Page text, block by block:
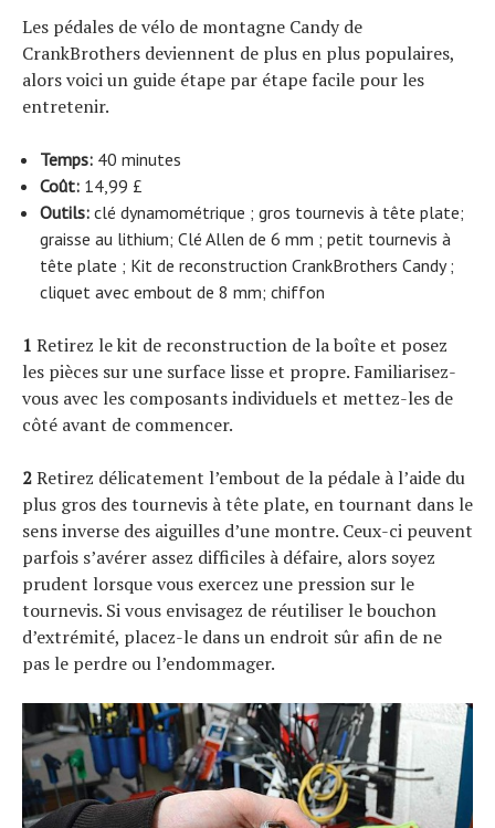
Les pédales de vélo de montagne Candy de
CrankBrothers deviennent de plus en plus populaires,
alors voici un guide étape par étape facile pour les
entretenir.
Temps: 40 minutes
Coût: 14,99 £
Outils: clé dynamométrique ; gros tournevis à tête plate;
graisse au lithium; Clé Allen de 6 mm ; petit tournevis à
tête plate ; Kit de reconstruction CrankBrothers Candy ;
cliquet avec embout de 8 mm; chiffon
1 Retirez le kit de reconstruction de la boîte et posez
les pièces sur une surface lisse et propre. Familiarisez-
vous avec les composants individuels et mettez-les de
côté avant de commencer.
2Retirez délicatement l’embout de la pédale à l’aide du
plus gros des tournevis à tête plate, en tournant dans le
sens inverse des aiguilles d’une montre. Ceux-ci peuvent
parfois s’avérer assez difficiles à défaire, alors soyez
prudent lorsque vous exercez une pression sur le
tournevis. Si vous envisagez de réutiliser le bouchon
d’extrémité, placez-le dans un endroit sûr afin de ne
pas le perdre ou l’endommager.